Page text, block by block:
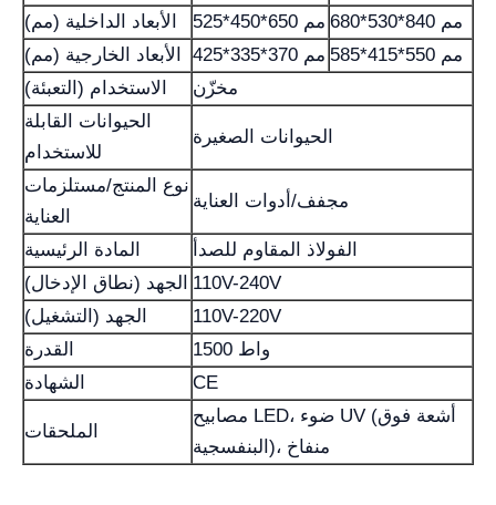
الأبعاد الداخلية (مم) 525*450*650 مم
680*530*840 مم
الأبعاد الخارجية (مم)
425*335*370 مم
585*415*550 مم
الاستخدام (التعبئة)
مخزّن
الحيوانات القابلة
للاستخدام
الحيوانات الصغيرة
نوع المنتج/مستلزمات
العناية
مجفف/أدوات العناية
المادة الرئيسية
الفولاذ المقاوم للصدأ
الجهد (نطاق الإدخال) 110V-240V
الجهد (التشغيل)
110V-220V
القدرة
1500 واط
الشهادة
CE
الملحقات
مصابيح LED، ضوء UV (أشعة فوق
البنفسجية)، منفاخ